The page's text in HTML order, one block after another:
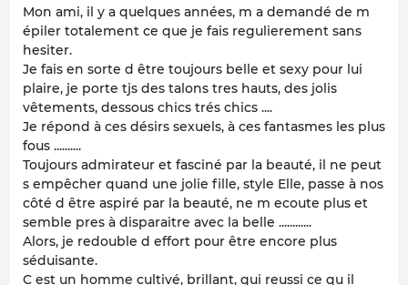
Mon ami, il y a quelques années, m a demandé de m
épiler totalement ce que je fais regulierement sans
hesiter.
Je fais en sorte d être toujours belle et sexy pour lui
plaire, je porte tjs des talons tres hauts, des jolis
vêtements, dessous chics trés chics ....
Je répond à ces désirs sexuels, à ces fantasmes les plus
fous ..........
Toujours admirateur et fasciné par la beauté, il ne peut
s empêcher quand une jolie fille, style Elle, passe à nos
côté d être aspiré par la beauté, ne m ecoute plus et
semble pres à disparaitre avec la belle ............
Alors, je redouble d effort pour être encore plus
séduisante.
C est un homme cultivé, brillant, qui reussi ce qu il